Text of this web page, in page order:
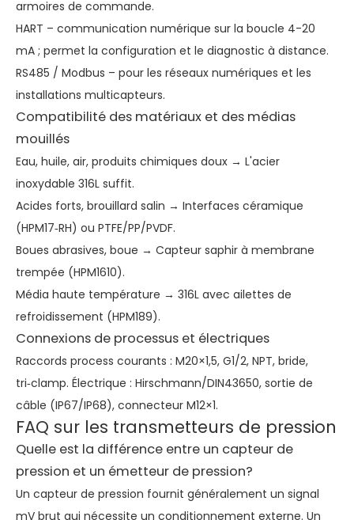
armoires de commande.
HART – communication numérique sur la boucle 4-20
mA ; permet la configuration et le diagnostic à distance.
RS485 / Modbus – pour les réseaux numériques et les
installations multicapteurs.
Compatibilité des matériaux et des médias
mouillés
Eau, huile, air, produits chimiques doux → L'acier
inoxydable 316L suffit.
Acides forts, brouillard salin → Interfaces céramique
(HPM17‑RH) ou PTFE/PP/PVDF.
Boues abrasives, boue → Capteur saphir à membrane
trempée (HPM1610).
Média haute température → 316L avec ailettes de
refroidissement (HPM189).
Connexions de processus et électriques
Raccords process courants : M20×1,5, G1/2, NPT, bride,
tri‑clamp. Électrique : Hirschmann/DIN43650, sortie de
câble (IP67/IP68), connecteur M12×1.
FAQ sur les transmetteurs de pression
Quelle est la différence entre un capteur de
pression et un émetteur de pression?
Un capteur de pression fournit généralement un signal
mV brut qui nécessite un conditionnement externe. Un